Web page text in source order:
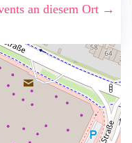
an diesem Ort →